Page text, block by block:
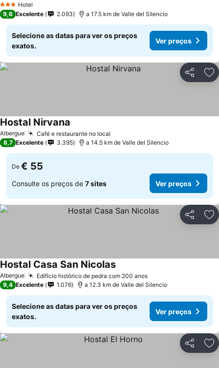
3 EstrelasHotel
9,6 Excelente 2.093 a 17.5 km de Valle del Silencio
Selecione as datas para ver os preços
exatos.
Ver preços
Partilhar
Albergue Café e restaurante no local
Hostal Nirvana
8,7 Excelente 3.395 a 14.5 km de Valle del Silencio
De € 55
Consulte os preços de 7 sites Ver preços
Partilhar
Albergue Edifício histórico de pedra com 200 anos
Hostal Casa San Nicolas
9,4 Excelente 1.076 a 12.3 km de Valle del Silencio
Selecione as datas para ver os preços
exatos.
Ver preços
Partilhar